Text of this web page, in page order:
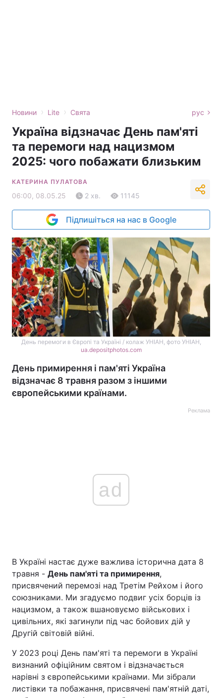
Новини › Lite › Свята рус
Україна відзначає День пам'яті
та перемоги над нацизмом
2025: чого побажати близьким
КАТЕРИНА ПУЛАТОВА
06:00, 08.05.25 2 хв. 11145
Підпишіться на нас в Google
День перемоги в Європі та Україні / колаж УНІАН, фото УНІАН,
ua.depositphotos.com
День примирення і пам'яті Україна
відзначає 8 травня разом з іншими
європейськими країнами.
Реклама
ad
В Україні настає дуже важлива історична дата 8
травня - День пам'яті та примирення,
присвячений перемозі над Третім Рейхом і його
союзниками. Ми згадуємо подвиг усіх борців із
нацизмом, а також вшановуємо військових і
цивільних, які загинули під час бойових дій у
Другій світовій війні.
У 2023 році День пам'яті та перемоги в Україні
визнаний офіційним святом і відзначається
нарівні з європейськими країнами. Ми зібрали
листівки та побажання, присвячені пам'ятній даті,